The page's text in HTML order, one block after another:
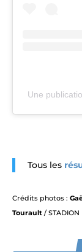
Une
Tous les
Crédits photos :
Tourault / STADION